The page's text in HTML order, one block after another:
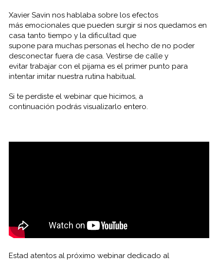
Xavier Savin nos hablaba sobre los efectos
más emocionales que pueden surgir si nos quedamos en
casa tanto tiempo y la dificultad que
supone para muchas personas el hecho de no poder
desconectar fuera de casa. Vestirse de calle y
evitar trabajar con el pijama es el primer punto para
intentar imitar nuestra rutina habitual.
Si te perdiste el webinar que hicimos, a
continuación podrás visualizarlo entero.
Estad atentos al próximo webinar dedicado al